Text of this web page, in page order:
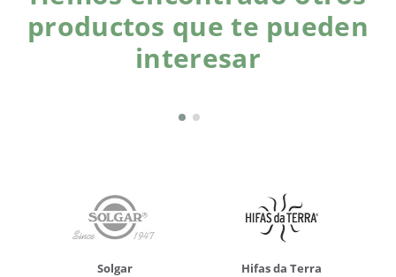
productos que te pueden
interesar
Solgar Hifas da Terra